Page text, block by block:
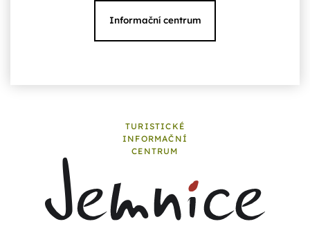
Informační centrum
TURISTICKÉ
INFORMAČNÍ
CENTRUM